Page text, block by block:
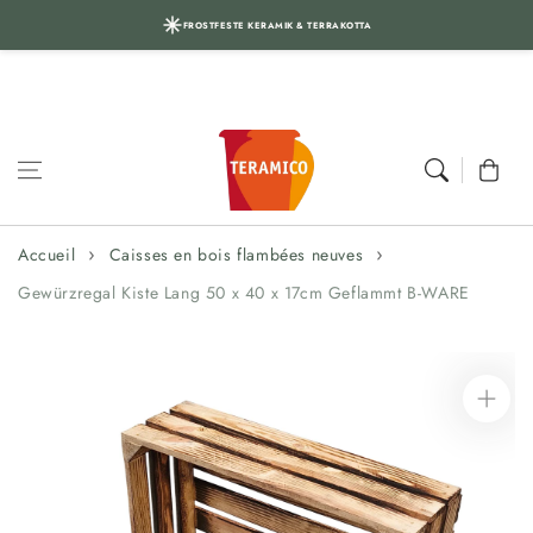
FROSTFESTE KERAMIK & TERRAKOTTA
Aller au
Panier
Accueil
Caisses en bois flambées neuves
Gewürzregal Kiste Lang 50 x 40 x 17cm Geflammt B-WARE
sur le produit